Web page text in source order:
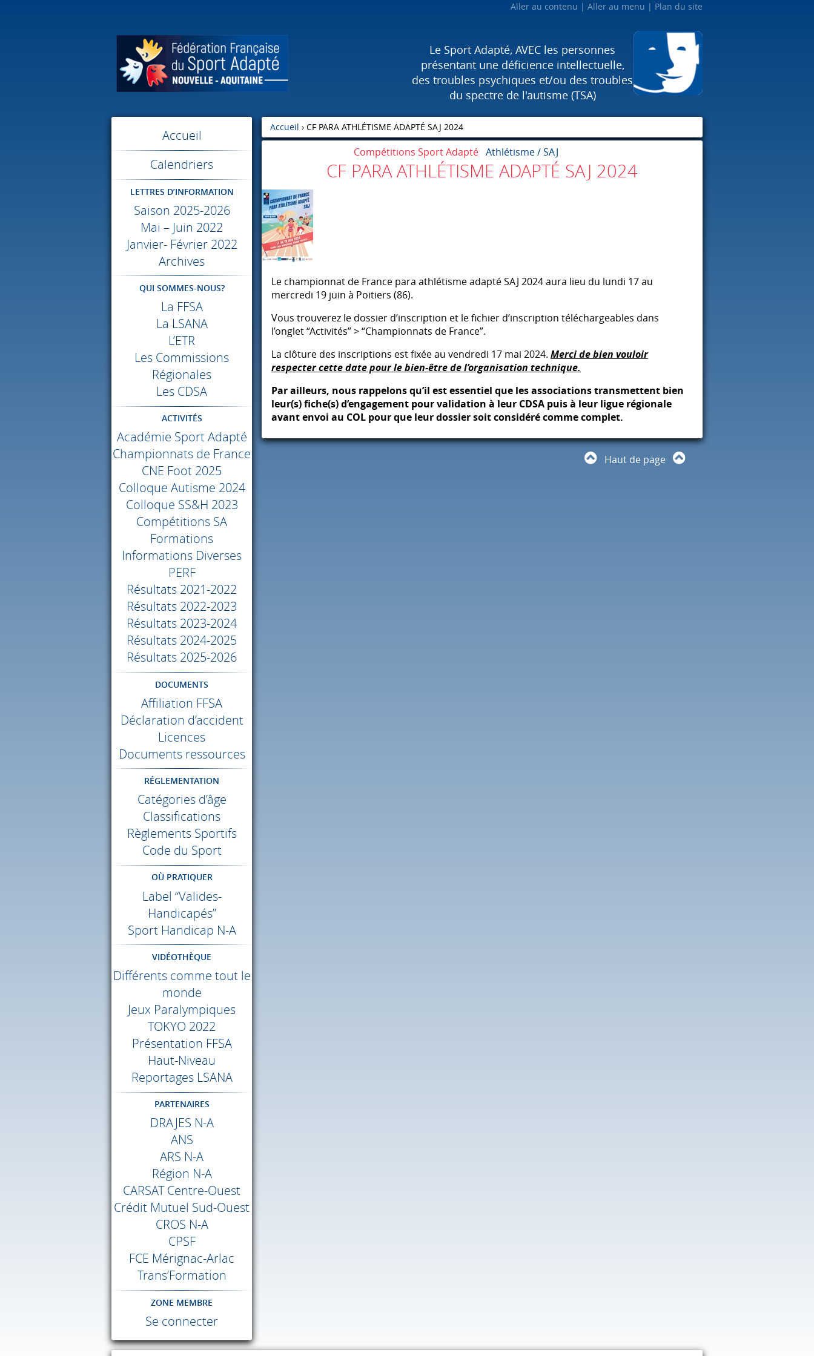
Aller au contenu Aller au menu Plan du site
Le Sport Adapté, AVEC les personnes
présentant une déficience intellectuelle,
des troubles psychiques et/ou des troubles
du spectre de l'autisme (TSA)
Accueil
Calendriers
LETTRES D’INFORMATION
Saison 2025-2026
Mai – Juin 2022
Janvier- Février 2022
Archives
QUI SOMMES-NOUS?
La FFSA
La LSANA
L’ETR
Les Commissions
Régionales
Les CDSA
ACTIVITÉS
Académie Sport Adapté
Championnats de France
CNE Foot 2025
Colloque Autisme 2024
Colloque SS&H 2023
Compétitions SA
Formations
Informations Diverses
PERF
Résultats 2021-2022
Résultats 2022-2023
Résultats 2023-2024
Résultats 2024-2025
Résultats 2025-2026
DOCUMENTS
Affiliation FFSA
Déclaration d’accident
Licences
Documents ressources
RÉGLEMENTATION
Catégories d’âge
Classifications
Règlements Sportifs
Code du Sport
OÙ PRATIQUER
Label “Valides-
Handicapés”
Sport Handicap N-A
VIDÉOTHÈQUE
Différents comme tout le
monde
Jeux Paralympiques
TOKYO 2022
Présentation FFSA
Haut-Niveau
Reportages LSANA
PARTENAIRES
DRAJES N-A
ANS
ARS N-A
Région N-A
CARSATCentre-Ouest
Crédit Mutuel Sud-Ouest
CROS N-A
CPSF
FCE Mérignac-Arlac
Trans’Formation
ZONE MEMBRE
Se connecter
Accueil ›CF PARA ATHLÉTISME ADAPTÉ SAJ 2024
Compétitions Sport Adapté Athlétisme / SAJ
CF PARA ATHLÉTISME ADAPTÉ SAJ 2024
Le championnat de France para athlétisme adaptéSAJ 2024 aura lieu du lundi 17 au
mercredi 19 juin à Poitiers (86).
Vous trouverez le dossier d’inscription et le fichier d’inscription téléchargeables dans
l’onglet “Activités” > “Championnats de France”.
La clôture des inscriptions est fixée au vendredi 17 mai 2024. Merci de bien vouloir
respecter cette date pour le bien-être de l’organisation technique.
Par ailleurs, nous rappelons qu’il est essentiel que les associations transmettent bien
leur(s) fiche(s) d’engagement pour validation à leur CDSApuis à leur ligue régionale
avant envoi au COLpour que leur dossier soit considéré comme complet.
Haut de page